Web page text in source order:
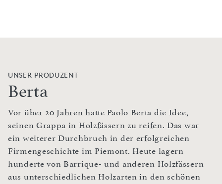
UNSER PRODUZENT
Berta
Vor über 20 Jahren hatte Paolo Berta die Idee,
seinen Grappa in Holzfässern zu reifen. Das war
ein weiterer Durchbruch in der erfolgreichen
Firmengeschichte im Piemont. Heute lagern
hunderte von Barrique- und anderen Holzfässern
aus unterschiedlichen Holzarten in den schönen